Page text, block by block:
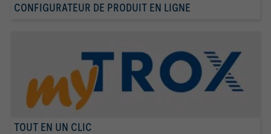
CONFIGURATEUR DE PRODUIT EN LIGNE
TOUT EN UN CLIC